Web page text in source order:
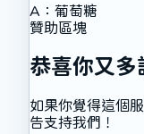
A ： 葡萄糖
贊助區塊
恭喜你又多
如果你覺得這個
告支持我們！